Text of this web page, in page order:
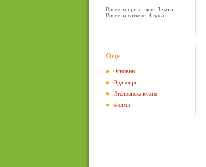
Време за приготвяне: 3 часа
Време за готвене: 4 часа
Още
Основни
Ордьоври
Италианска кухня
Филми